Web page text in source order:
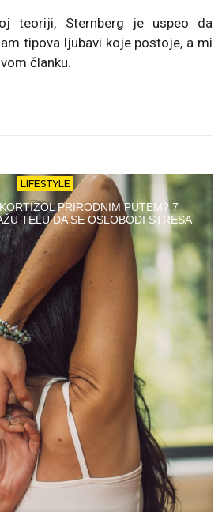
teoriji, Sternberg je uspeo da
tipova ljubavi koje postoje, a mi
članku.
LIFESTYLE
PRIRODNIM PUTEM? 7
TELU DA SE OSLOBODI STRESA